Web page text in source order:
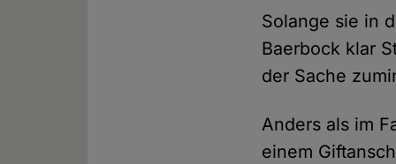
Solange sie in
Baerbock klar
der Sache
Anders als im
einem